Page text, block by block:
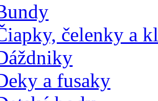
čelenky a
a fusaky